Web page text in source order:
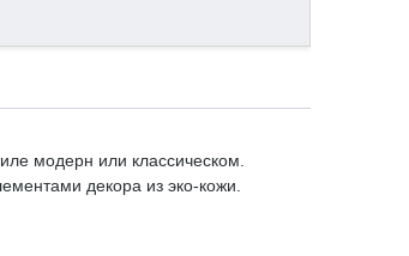
модерн или классическом.
декора из эко-кожи.